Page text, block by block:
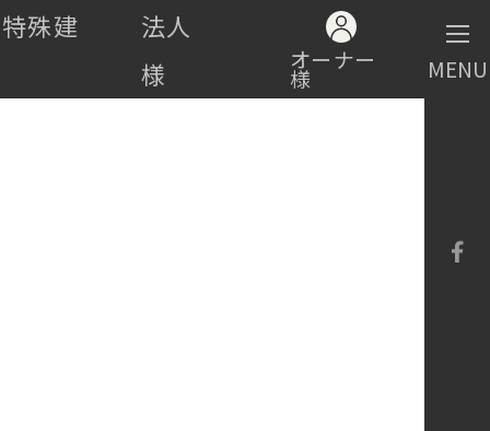
殊建
法人
様
オーナー
様 MENU